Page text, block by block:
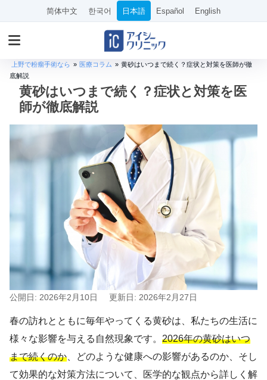
简体中文 한국어 日本語 Español English
上野で粉瘤手術なら » 医療コラム » 黄砂はいつまで続く？症状と対策を医師が徹
底解説
黄砂はいつまで続く？症状と対策を医
師が徹底解説
公開日: 2026年2月10日 更新日: 2026年2月27日
春の訪れとともに毎年やってくる黄砂は、私たちの生活に
様々な影響を与える自然現象です。 2026年の黄砂はいつ
まで続くのか 、どのような健康への影響があるのか、そし
て効果的な対策方法について、医学的な観点から詳しく解